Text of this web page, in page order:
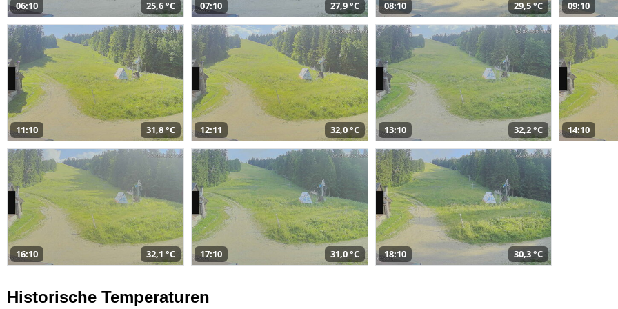
06:10 25,6 °C 07:10 27,9 °C 08:10 29,5 °C 09:10
11:10 31,8 °C 12:11 32,0 °C 13:10 32,2 °C 14:10
16:10 32,1 °C 17:10 31,0 °C 18:10 30,3 °C
Historische Temperaturen